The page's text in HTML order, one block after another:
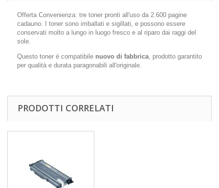
Offerta Convenienza: tre toner pronti all'uso da 2.600 pagine
cadauno. I toner sono imballati e sigillati, e possono essere
conservati molto a lungo in luogo fresco e al riparo dai raggi del
sole.
Questo toner è compatibile nuovo di fabbrica, prodotto garantito
per qualità e durata paragonabili all'originale.
PRODOTTI CORRELATI